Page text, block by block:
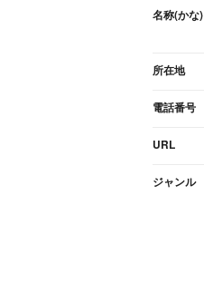
名称(かな)
所在地
電話番号
URL
ジャンル